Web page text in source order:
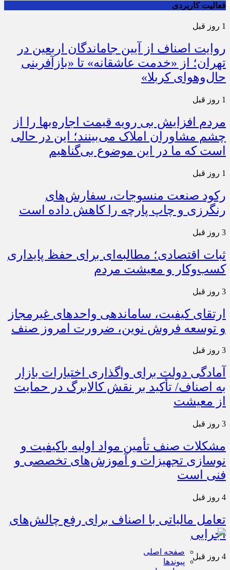
فعالیت کاربردی
1 روز قبل
روایت اصناف از آیین جاماندگان اربعین در
تهران؛ از «خدمت عاشقانه» تا «بازآفرینی
حال‌وهوای کربلا»
1 روز قبل
مردم افزایش بی رویه قیمت اجاره‌بها را از
چشم مشاوران املاک می‌بینند؛ این در حالی
است که ما در این موضوع بی‌گناهیم
1 روز قبل
رکود صنعت منسوجات، سفارش‌های
رنگرزی و چاپ پارچه را کاهش داده است
3 روز قبل
ثبات اقتصادی؛ مطالبه‌ای برای حفظ پایداری
کسب‌وکار و معیشت مردم
3 روز قبل
ارتقای کیفیت، ساماندهی واحدهای غیرمجاز
و توسعه فروش نوین، ضرورت امروز صنف
3 روز قبل
آمادگی دولت برای واگذاری اختیارات بازار
به اصناف/ تأکید بر نقش کالابرگ در حمایت
از معیشت
3 روز قبل
مشکلات صنف تأمین مواد اولیه باکیفیت و
نوسازی تجهیزات و آموزش‌های تخصصی و
فنی است
4 روز قبل
تعامل مالیاتی با اصناف برای رفع چالش‌های
اجرایی
4 روز قبل
صفحه اصلی
پیوندها